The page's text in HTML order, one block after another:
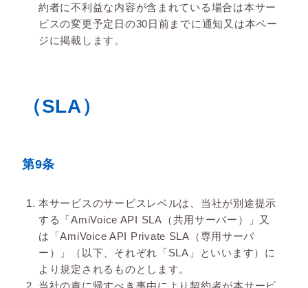
約者に不利益な内容が含まれている場合は本サー
ビスの変更予定日の30日前までに通知又は本ペー
ジに掲載します。
（SLA）
第9条
本サービスのサービスレベルは、当社が別途提示
する「AmiVoice API SLA（共用サーバー）」又
は「AmiVoice API Private SLA（専用サーバ
ー）」（以下、それぞれ「SLA」といいます）に
より規定されるものとします。